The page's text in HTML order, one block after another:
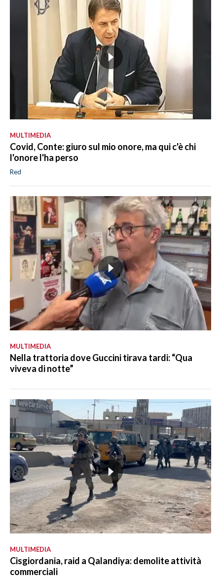
MULTIMEDIA
Covid, Conte: giuro sul mio onore, ma qui c'è chi
l'onore l'ha perso
Red
MULTIMEDIA
Nella trattoria dove Guccini tirava tardi: “Qua
viveva di notte”
MULTIMEDIA
Cisgiordania, raid a Qalandiya: demolite attività
commerciali